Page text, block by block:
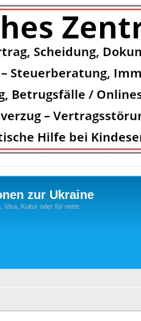
zur Ukraine
Visa, Kultur oder für nette